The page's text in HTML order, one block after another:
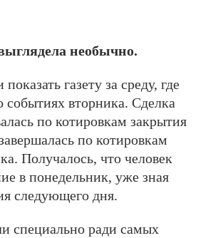
необычно.
газету за среду, где
событиях вторника. Сделка
по котировкам закрытия
по котировкам
Получалось, что человек
в понедельник, уже зная
следующего дня.
специально ради самых